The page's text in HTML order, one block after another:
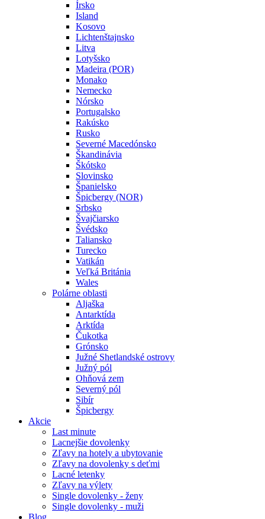
Írsko
Island
Kosovo
Lichtenštajnsko
Litva
Lotyšsko
Madeira (POR)
Monako
Nemecko
Nórsko
Portugalsko
Rakúsko
Rusko
Severné Macedónsko
Škandinávia
Škótsko
Slovinsko
Španielsko
Špicbergy (NOR)
Srbsko
Švajčiarsko
Švédsko
Taliansko
Turecko
Vatikán
Veľká Británia
Wales
Polárne oblasti
Aljaška
Antarktída
Arktída
Čukotka
Grónsko
Južné Shetlandské ostrovy
Južný pól
Ohňová zem
Severný pól
Sibír
Špicbergy
Akcie
Last minute
Lacnejšie dovolenky
Zľavy na hotely a ubytovanie
Zľavy na dovolenky s deťmi
Lacné letenky
Zľavy na výlety
Single dovolenky - ženy
Single dovolenky - muži
Blog